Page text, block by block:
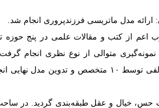
مدل ماتریسی فرزندپروری انجام شد.
اعم از کتب و مقالات علمی در پنج
متوالی از نوع نظری انجام گرفت.
توسط ۱۰ متخصص و تدوین مدل نهایی
حس، خیال و عقل طبقه‌بندی گردید. در